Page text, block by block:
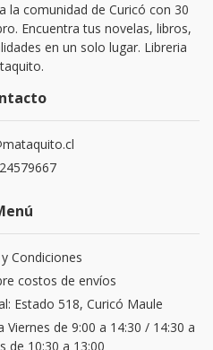
la comunidad de Curicó con 30
Encuentra tus novelas, libros,
en un solo lugar. Libreria
Condiciones
costos de envíos
Estado 518, Curicó Maule
de 9:00 a 14:30 / 14:30 a
de 10:30 a 13:00